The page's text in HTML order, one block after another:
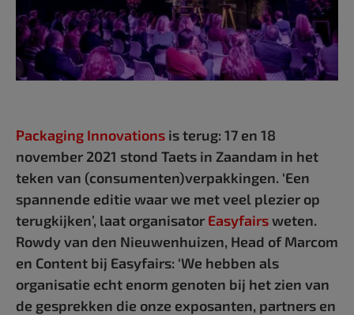
Packaging Innovations is terug: 17 en 18
november 2021 stond Taets in Zaandam in het
teken van (consumenten)verpakkingen. ‘Een
spannende editie waar we met veel plezier op
terugkijken’, laat organisator Easyfairsweten.
Rowdy van den Nieuwenhuizen, Head of Marcom
en Content bij Easyfairs: ‘We hebben als
organisatie echt enorm genoten bij het zien van
de gesprekken die onze exposanten, partners en